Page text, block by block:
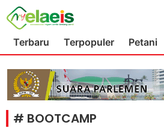
Terbaru Terpopuler Petani
# BOOTCAMP